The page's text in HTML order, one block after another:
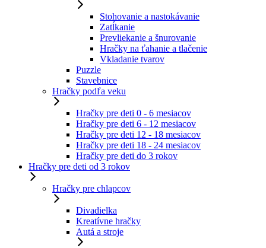
Stohovanie a nastokávanie
Zatĺkanie
Prevliekanie a šnurovanie
Hračky na ťahanie a tlačenie
Vkladanie tvarov
Puzzle
Stavebnice
Hračky podľa veku
Hračky pre deti 0 - 6 mesiacov
Hračky pre deti 6 - 12 mesiacov
Hračky pre deti 12 - 18 mesiacov
Hračky pre deti 18 - 24 mesiacov
Hračky pre deti do 3 rokov
Hračky pre deti od 3 rokov
Hračky pre chlapcov
Divadielka
Kreatívne hračky
Autá a stroje